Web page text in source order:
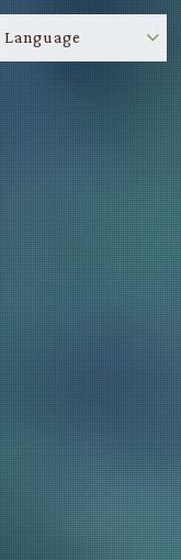
Language
症対策について
せ
について
方
ご案内